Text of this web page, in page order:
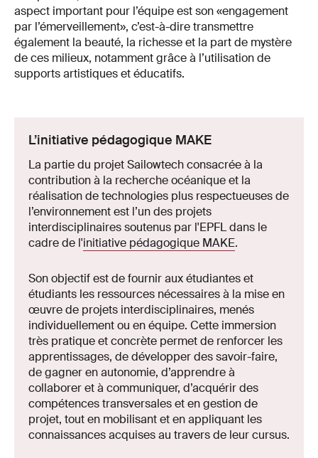
aspect important pour l’équipe est son «engagement
par l’émerveillement», c’est-à-dire transmettre
également la beauté, la richesse et la part de mystère
de ces milieux, notamment grâce à l’utilisation de
supports artistiques et éducatifs.
L’initiative pédagogique MAKE
La partie du projet Sailowtech consacrée à la
contribution à la recherche océanique et la
réalisation de technologies plus respectueuses de
l’environnement est l’un des projets
interdisciplinaires soutenus par l'EPFL dans le
cadre de l'initiative pédagogique MAKE.
Son objectif est de fournir aux étudiantes et
étudiants les ressources nécessaires à la mise en
œuvre de projets interdisciplinaires, menés
individuellement ou en équipe. Cette immersion
très pratique et concrète permet de renforcer les
apprentissages, de développer des savoir-faire,
de gagner en autonomie, d’apprendre à
collaborer et à communiquer, d’acquérir des
compétences transversales et en gestion de
projet, tout en mobilisant et en appliquant les
connaissances acquises au travers de leur cursus.